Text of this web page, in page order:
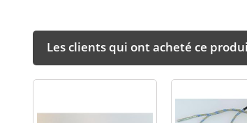
Les clients qui ont acheté ce